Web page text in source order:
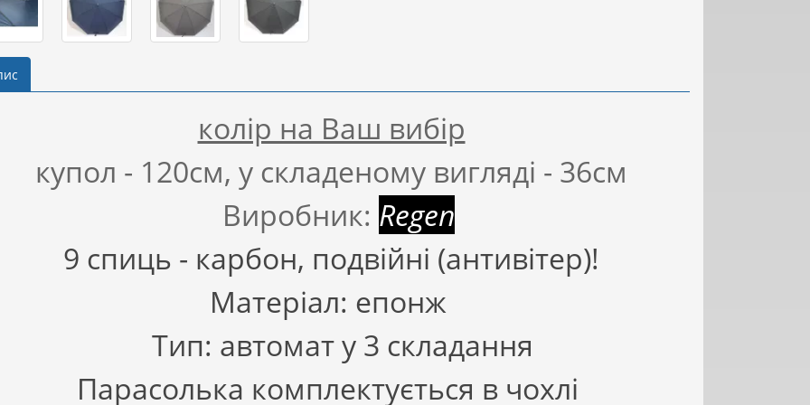
колір на Ваш вибір
купол - 120см, у складеному вигляді - 36см
Виробник: Regen
9 спиць - карбон, подвійні (антивітер)!
Матеріал: епонж
Тип: автомат у 3 складання
Парасолька комплектується в чохлі